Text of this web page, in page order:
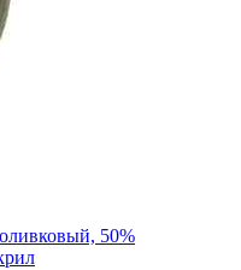
50%